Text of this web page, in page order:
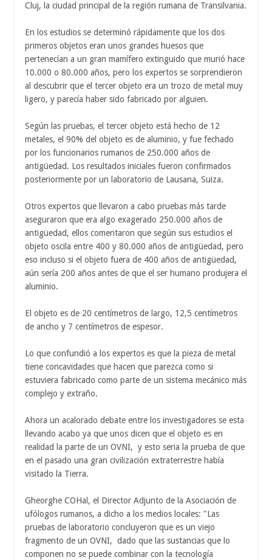
Cluj, la ciudad principal de la región rumana de Transilvania.
En los estudios se determinó rápidamente que los dos
primeros objetos eran unos grandes huesos que
pertenecían a un gran mamífero extinguido que murió hace
10.000 o 80.000 años, pero los expertos se sorprendieron
al descubrir que el tercer objeto era un trozo de metal muy
ligero, y parecía haber sido fabricado por alguien.
Según las pruebas, el tercer objeto está hecho de 12
metales, el 90% del objeto es de aluminio, y fue fechado
por los funcionarios rumanos de 250.000 años de
antigüedad. Los resultados iniciales fueron confirmados
posteriormente por un laboratorio de Lausana, Suiza.
Otros expertos que llevaron a cabo pruebas más tarde
aseguraron que era algo exagerado 250.000 años de
antigüedad, ellos comentaron que según sus estudios el
objeto oscila entre 400 y 80.000 años de antigüedad, pero
eso incluso si el objeto fuera de 400 años de antigüedad,
aún sería 200 años antes de que el ser humano produjera el
aluminio.
El objeto es de 20 centímetros de largo, 12,5 centímetros
de ancho y 7 centímetros de espesor.
Lo que confundió a los expertos es que la pieza de metal
tiene concavidades que hacen que parezca como si
estuviera fabricado como parte de un sistema mecánico más
complejo y extraño.
Ahora un acalorado debate entre los investigadores se esta
llevando acabo ya que unos dicen que el objeto es en
realidad la parte de un OVNI, y esto seria la prueba de que
en el pasado una gran civilización extraterrestre había
visitado la Tierra.
Gheorghe COHal, el Director Adjunto de la Asociación de
ufólogos rumanos, a dicho a los medios locales: "Las
pruebas de laboratorio concluyeron que es un viejo
fragmento de un OVNI, dado que las sustancias que lo
componen no se puede combinar con la tecnología